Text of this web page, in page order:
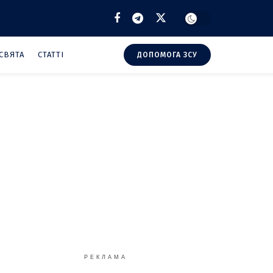
СТАТТІ ДОПОМОГА ЗСУ
РЕКЛАМА